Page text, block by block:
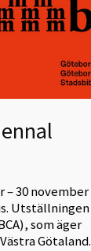
– 30 november
Utställningen
som äger
Götaland.